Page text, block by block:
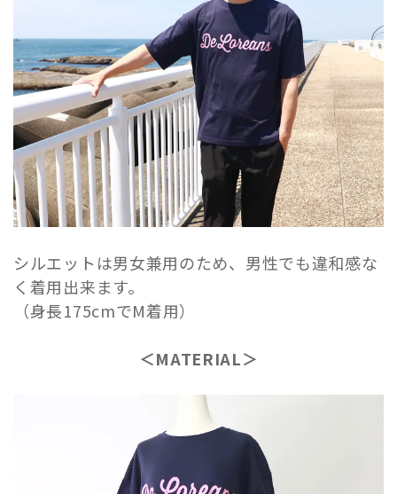
シルエットは男女兼用のため、男性でも違和感な
く着用出来ます。
（身長175cmでM着用）
＜MATERIAL＞